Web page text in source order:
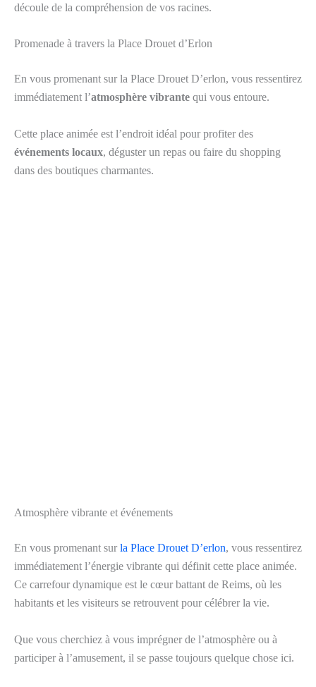
découle de la compréhension de vos racines.
Promenade à travers la Place Drouet d’Erlon
En vous promenant sur la Place Drouet D’erlon, vous ressentirez
immédiatement l’atmosphère vibrante qui vous entoure.
Cette place animée est l’endroit idéal pour profiter des
événements locaux, déguster un repas ou faire du shopping
dans des boutiques charmantes.
Atmosphère vibrante et événements
En vous promenant sur la Place Drouet D’erlon, vous ressentirez
immédiatement l’énergie vibrante qui définit cette place animée.
Ce carrefour dynamique est le cœur battant de Reims, où les
habitants et les visiteurs se retrouvent pour célébrer la vie.
Que vous cherchiez à vous imprégner de l’atmosphère ou à
participer à l’amusement, il se passe toujours quelque chose ici.